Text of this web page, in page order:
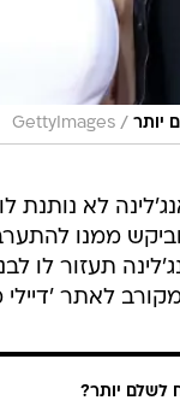
יותר /
GettyImages
לא נותנת
ממנו
תעזור לו
לאתר 'דיילי
לשלם יותר?